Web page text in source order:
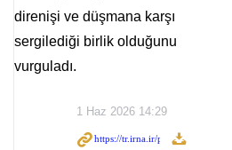
direnişi ve düşmana karşı
sergilediği birlik olduğunu
vurguladı.
1 Haz 2026 14:29